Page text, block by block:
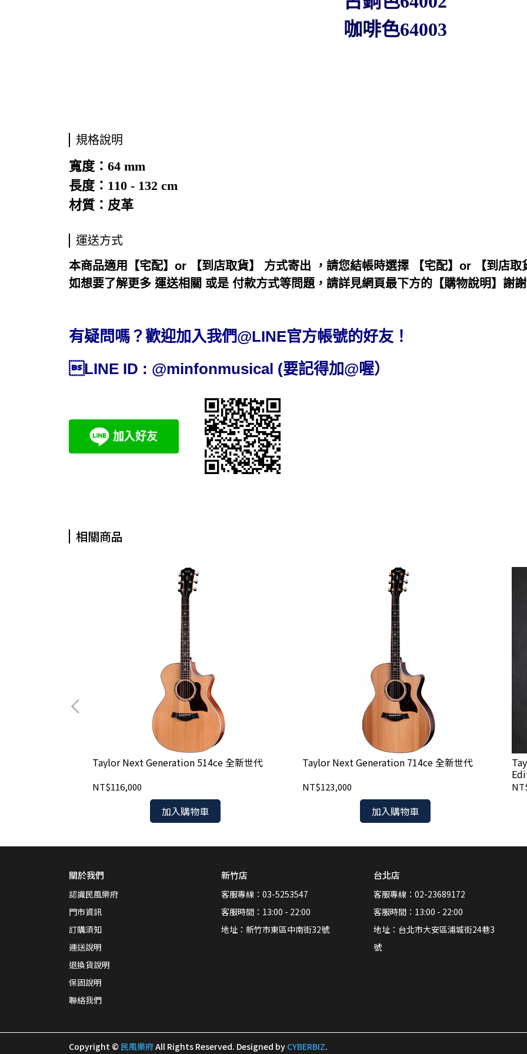
咖啡色64003
規格說明
寬度：64 mm
長度：110 - 132 cm
材質：皮革
運送方式
本商品適用【宅配】or 【到店取貨】 方式寄出 ，請您結帳時選擇 【宅配】or 【到店取
如想要了解更多 運送相關 或是 付款方式等問題，請詳見網頁最下方的【購物說明】謝
有疑問嗎？歡迎加入我們@LINE官方帳號的好友！
LINE ID : @minfonmusical (要記得加@喔）
相關商品
Taylor Next Generation 514ce 全新世代
NT$116,000
加入購物車
Taylor Next Generation 714ce 全新世代
NT$123,000
加入購物車
關於我們
認識民風樂府
門市資訊
訂購須知
運送說明
退換貨說明
保固說明
聯絡我們
新竹店
客服專線：03-5253547
客服時間：13:00 - 22:00
地址：新竹市東區中南街32號
台北店
客服專線：02-23689172
客服時間：13:00 - 22:00
地址：台北市大安區浦城街24巷3
號
Copyright © 民風樂府All Rights Reserved. Designed by CYBERBIZ.